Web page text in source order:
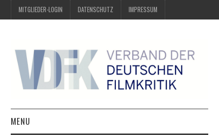
MITGLIEDER-LOGIN DATENSCHUTZ IMPRESSUM
MENU